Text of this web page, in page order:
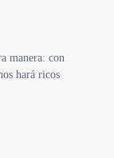
manera: con
hará ricos